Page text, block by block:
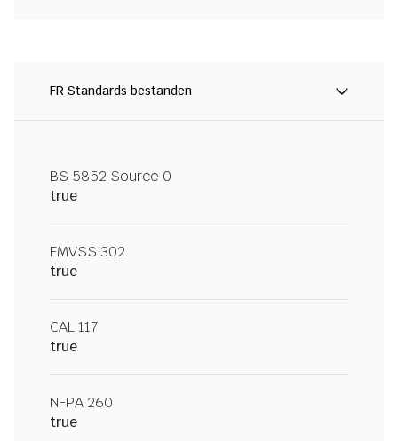
FR Standards bestanden
BS 5852 Source 0
true
FMVSS 302
true
CAL 117
true
NFPA 260
true